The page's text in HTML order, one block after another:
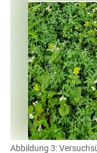
Abbildung 3: